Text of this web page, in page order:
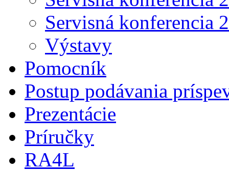
Servisná konferencia
Výstavy
Pomocník
Postup podávania
Prezentácie
Príručky
RA4L